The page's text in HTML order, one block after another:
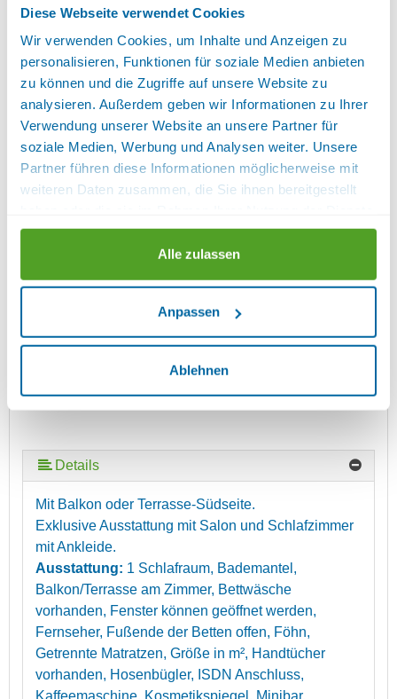
Diese Webseite verwendet Cookies
Wir verwenden Cookies, um Inhalte und Anzeigen zu
personalisieren, Funktionen für soziale Medien anbieten
zu können und die Zugriffe auf unsere Website zu
analysieren. Außerdem geben wir Informationen zu Ihrer
Verwendung unserer Website an unsere Partner für
soziale Medien, Werbung und Analysen weiter. Unsere
Partner führen diese Informationen möglicherweise mit
weiteren Daten zusammen, die Sie ihnen bereitgestellt
gesammelt haben.
Alle zulassen
Anpassen
Ablehnen
Mit Balkon-Südseite zum Innenhof.
Eleganter Wohnraum und 2 getrennte Schlafräume.
Ausstattung:1 Schlafraum, Bademantel,
Balkon/Terrasse am Zimmer, Bettwäsche
vorhanden, Fenster können geöffnet werden,
Fernseher, Fußende der Betten offen, Föhn,
Getrennte Matratzen, Handtücher vorhanden,
Hosenbügler, ISDN Anschluss, Kaffeemaschine,
Kosmetikspiegel, Minibar, Nichtraucherzimmer,
Sanitär:Separates WC, WC, WC und
Dusche oder BadLage:Gartenseite, Haupthaus
KOMFORT-SUITE
Details
Mit Balkon oder Terrasse-Südseite.
Exklusive Ausstattung mit Salon und Schlafzimmer
mit Ankleide.
Ausstattung: 1 Schlafraum, Bademantel,
Balkon/Terrasse am Zimmer, Bettwäsche
vorhanden, Fenster können geöffnet werden,
Fernseher, Fußende der Betten offen, Föhn,
Getrennte Matratzen, Größe in m², Handtücher
vorhanden, Hosenbügler, ISDN Anschluss,
Kaffeemaschine, Kosmetikspiegel, Minibar,